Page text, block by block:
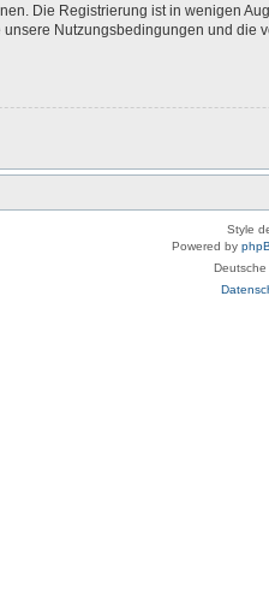
Die Registrierung ist in wenigen
Nutzungsbedingungen und
Style
Powered by